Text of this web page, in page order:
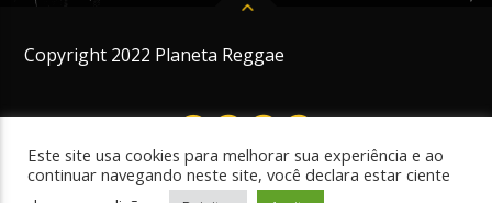
Copyright 2022 Planeta Reggae
Este site usa cookies para melhorar sua experiência e ao
continuar navegando neste site, você declara estar ciente